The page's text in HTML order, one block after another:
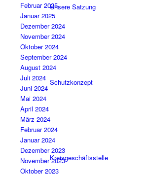
Unsere Satzung
Schutzkonzept
Kreisgeschäftsstelle
Februar 2025
Januar 2025
Dezember 2024
November 2024
Oktober 2024
September 2024
August 2024
Juli 2024
Juni 2024
Mai 2024
April 2024
März 2024
Februar 2024
Januar 2024
Dezember 2023
November 2023
Oktober 2023